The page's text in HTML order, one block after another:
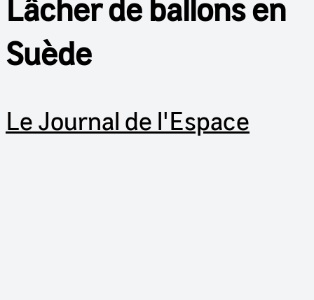
Lâcher de ballons en
Suède
Le Journal de l'Espace